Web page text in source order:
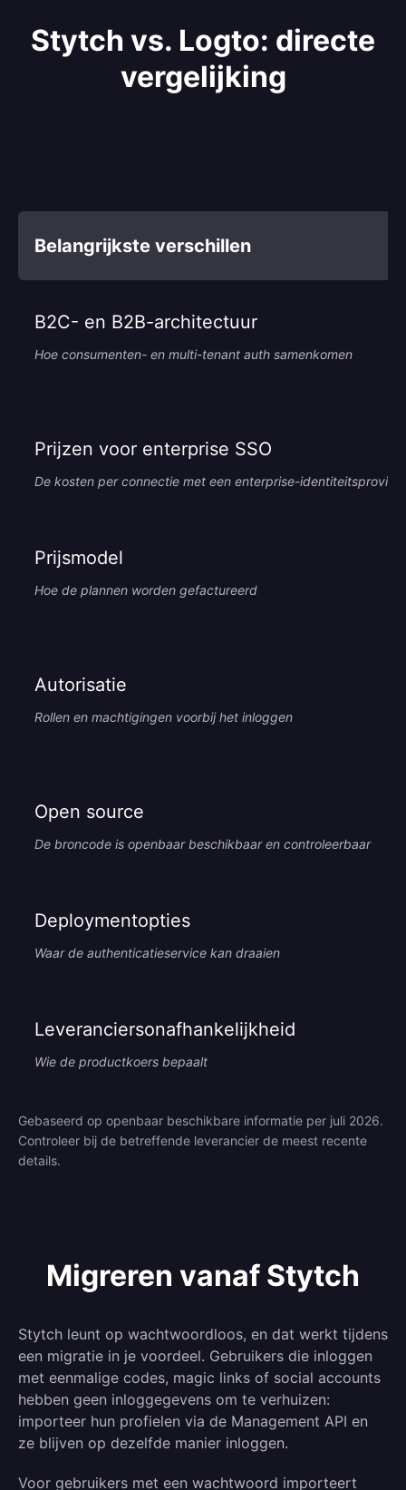
Stytch vs. Logto: directe
vergelijking
Belangrijkste verschillen
B2C- en B2B-architectuur
Hoe consumenten- en multi-tenant auth samenkomen
Prijzen voor enterprise SSO
De kosten per connectie met een enterprise-
Prijsmodel
Hoe de plannen worden gefactureerd
Autorisatie
Rollen en machtigingen voorbij het inloggen
Open source
De broncode is openbaar beschikbaar en controleerbaar
Deploymentopties
Waar de authenticatieservice kan draaien
Leveranciersonafhankelijkheid
Wie de productkoers bepaalt
Gebaseerd op openbaar beschikbare informatie per juli 2026.
Controleer bij de betreffende leverancier de meest recente
details.
Migreren vanaf Stytch
Stytch leunt op wachtwoordloos, en dat werkt tijdens
een migratie in je voordeel. Gebruikers die inloggen
met eenmalige codes, magic links of social accounts
hebben geen inloggegevens om te verhuizen:
importeer hun profielen via de Management API en
ze blijven op dezelfde manier inloggen.
Voor gebruikers met een wachtwoord importeert